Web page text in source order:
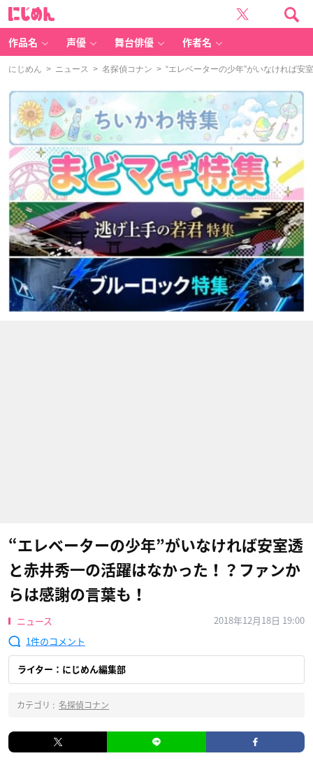
作品名 声優 舞台俳優 作者名
にじめん > ニュース > 名探偵コナン > “エレベーターの少年”がいなければ安
“エレベーターの少年”がいなければ安室透
と赤井秀一の活躍はなかった！？ファンか
らは感謝の言葉も！
ニュース
2018年12月18日 19:00
1
ライター：にじめん編集部
カテゴリ : 名探偵コナン